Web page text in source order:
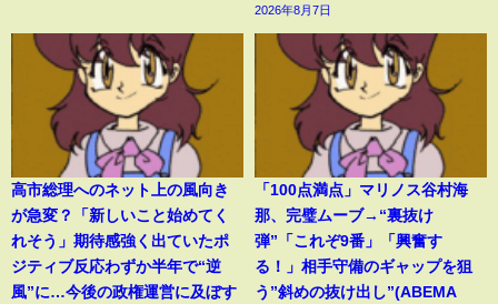
2026年8月7日
高市総理へのネット上の風向き
が急変？「新しいこと始めてく
れそう」期待感強く出ていたポ
ジティブ反応わずか半年で“逆
風”に…今後の政権運営に及ぼす
「100点満点」マリノス谷村海
那、完璧ムーブ→“裏抜け
弾”「これぞ9番」「興奮す
る！」相手守備のギャップを狙
う”斜めの抜け出し”(ABEMA